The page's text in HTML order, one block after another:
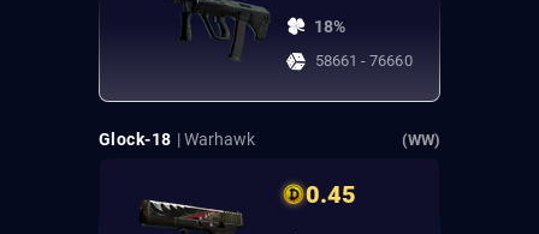
18%
58661 - 76660
Glock-18 | Warhawk (WW)
0.45